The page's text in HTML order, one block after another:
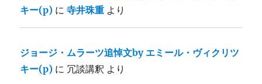
キー(p) に寺井珠重 より
ジョージ・ムラーツ追悼文by エミール・ヴィクリツ
キー(p) に 冗談講釈 より